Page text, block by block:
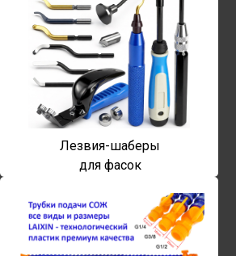
Лезвия-шаберы
для фасок